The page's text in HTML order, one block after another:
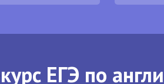
ЕГЭ по